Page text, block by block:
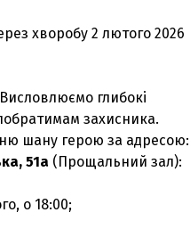
хворобу 2 лютого 2026
Висловлюємо глибокі
захисника.
шану герою за адресою:
51а (Прощальний зал):
о 18:00;